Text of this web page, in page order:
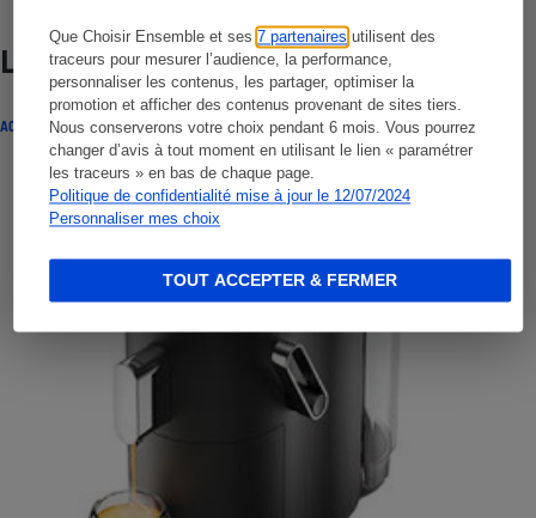
Que Choisir Ensemble et ses7 partenaires utilisent des
traceurs pour mesurer l’audience, la performance,
personnaliser les contenus, les partager, optimiser la
promotion et afficher des contenus provenant de sites tiers.
Nous conserverons votre choix pendant 6 mois. Vous pourrez
changer d’avis à tout moment en utilisant le lien « paramétrer
les traceurs » en bas de chaque page.
Politique de confidentialité mise à jour le 12/07/2024
Personnaliser mes choix
TOUT ACCEPTER & FERMER
Lire aussi
ACTUALITÉ